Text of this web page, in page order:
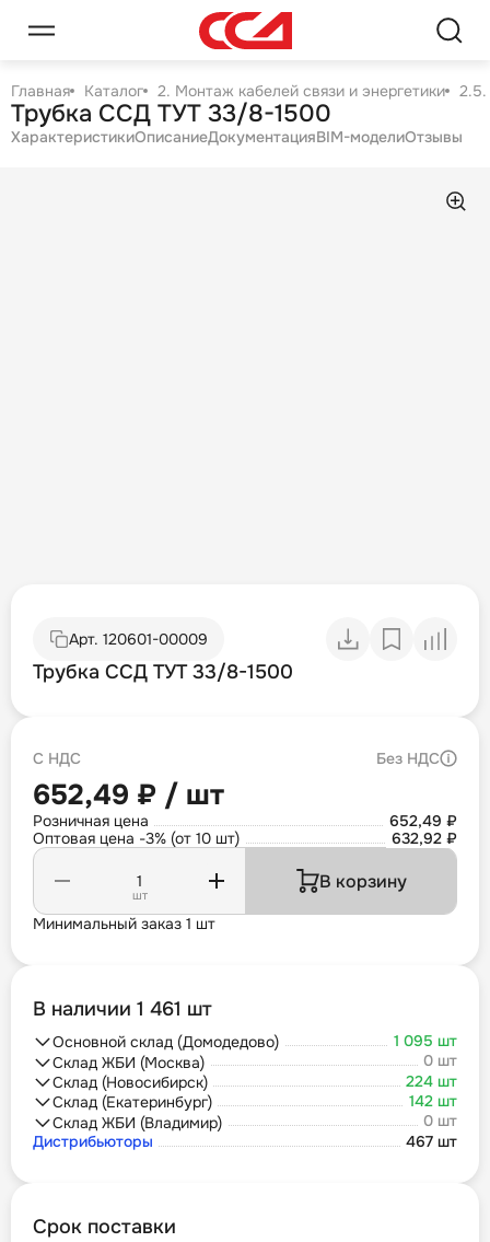
Главная Каталог 2. Монтаж кабелей связи и энергетики 2.5.
Трубка ССД ТУТ 33/8-1500
ХарактеристикиОписаниеДокументацияBIM-моделиОтзывы
Арт. 120601-00009
Трубка ССД ТУТ 33/8-1500
С НДС Без НДС
652,49 ₽ / шт
Розничная цена
652,49 ₽
Оптовая цена -3% (от 10 шт)
632,92 ₽
шт
В корзину
Минимальный заказ 1 шт
В наличии 1 461 шт
Основной склад (Домодедово)
1 095 шт
Склад ЖБИ (Москва)
0 шт
Склад (Новосибирск)
224 шт
Склад (Екатеринбург)
142 шт
Склад ЖБИ (Владимир)
0 шт
Дистрибьюторы
467 шт
Срок поставки